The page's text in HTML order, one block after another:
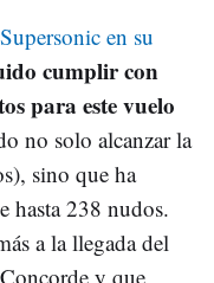
en su
cumplir con
para este vuelo
no solo alcanzar la
sino que ha
hasta 238 nudos.
a la llegada del
y que